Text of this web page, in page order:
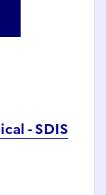
- SDIS